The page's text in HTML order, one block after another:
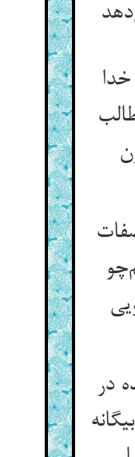
در